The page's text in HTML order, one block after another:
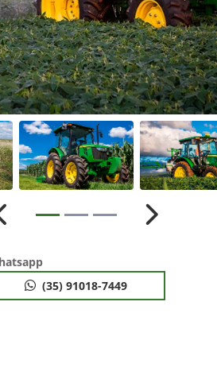
Anterior Próximo
(35) 91018-7449